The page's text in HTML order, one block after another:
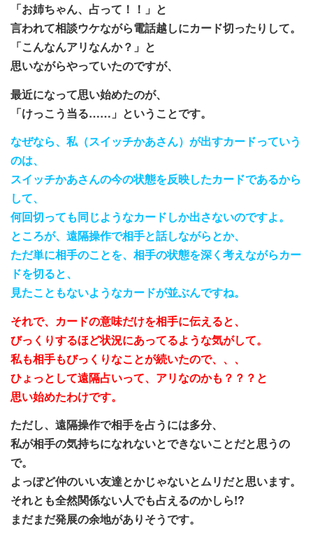
「お姉ちゃん、占って！！」と
言われて相談ウケながら電話越しにカード切ったりして。
「こんなんアリなんか？」と
思いながらやっていたのですが、
最近になって思い始めたのが、
「けっこう当る……」ということです。
なぜなら、私（スイッチかあさん）が出すカードっていう
のは、
スイッチかあさんの今の状態を反映したカードであるから
して、
何回切っても同じようなカードしか出さないのですよ。
ところが、遠隔操作で相手と話しながらとか、
ただ単に相手のことを、相手の状態を深く考えながらカー
ドを切ると、
見たこともないようなカードが並ぶんですね。
それで、カードの意味だけを相手に伝えると、
びっくりするほど状況にあってるような気がして。
私も相手もびっくりなことが続いたので、、、
ひょっとして遠隔占いって、アリなのかも？？？と
思い始めたわけです。
ただし、遠隔操作で相手を占うには多分、
私が相手の気持ちになれないとできないことだと思うの
で。
よっぽど仲のいい友達とかじゃないとムリだと思います。
それとも全然関係ない人でも占えるのかしら!?
まだまだ発展の余地がありそうです。